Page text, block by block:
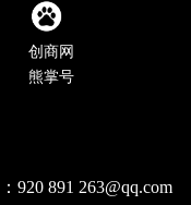
创商网
熊掌号
891 263@qq.com